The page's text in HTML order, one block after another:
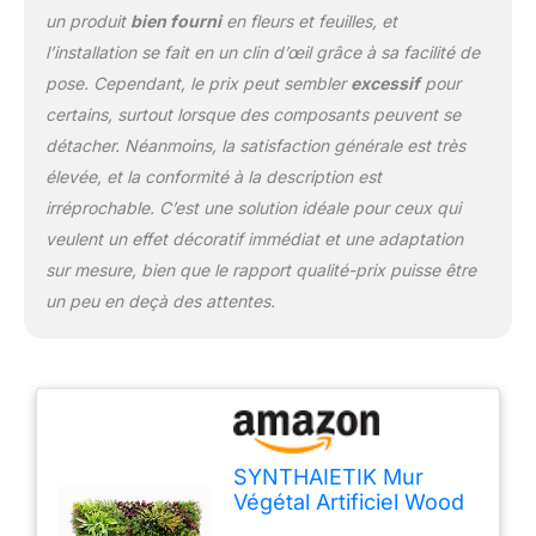
couleurs profondes. Anti-UV
5 ans : tenue des couleurs
Pose express : panneaux 1
m² clipsables sans outil.
Modulable : brins dé-
clipsables pour un design
sur-mesure. Entretien zéro :
pas d’arrosage ni de taille.
Écoresponsable : économie
d’eau & zéro pesticide. Mur
végétal artificiel extérieur :
pool-house pour occulter les
regards avec élégance. Sa
structure PE haute densité
supporte vent, pluie et UV
un produit bien fournien fleurs et feuilles, et
l’installation se fait en un clin d’œil grâce à sa facilité de
pose. Cependant, le prix peut semblerexcessifpour
certains, surtout lorsque des composants peuvent se
détacher. Néanmoins, la satisfaction générale est très
élevée, et la conformité à la description est
irréprochable. C’est une solution idéale pour ceux qui
veulent un effet décoratif immédiat et une adaptation
sur mesure, bien que le rapport qualité-prix puisse être
un peu en deçà des attentes.
SYNTHAIETIK Mur
Végétal Artificiel Wood